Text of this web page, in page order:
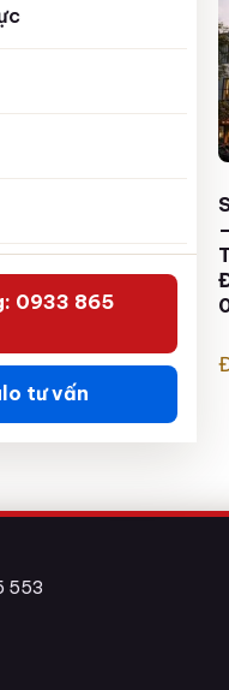
0933 865
tư vấn
553